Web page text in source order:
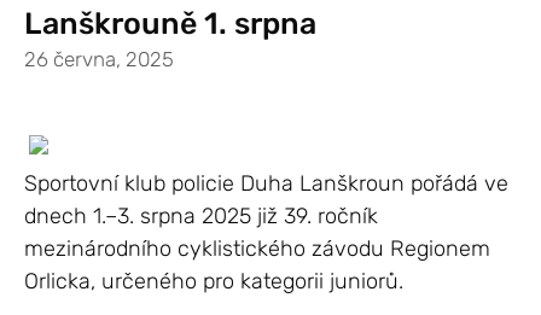
Lanškrouně 1. srpna
26 června, 2025
Sportovní klub policie Duha Lanškroun pořádá ve
dnech 1.–3. srpna 2025 již 39. ročník
mezinárodního cyklistického závodu Regionem
Orlicka, určeného pro kategorii juniorů.